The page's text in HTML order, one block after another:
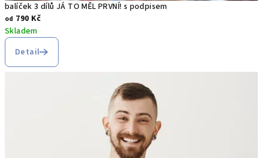
balíček 3 dílů JÁ TO MĚL PRVNÍ! s podpisem
od 790 Kč
Skladem
Detail